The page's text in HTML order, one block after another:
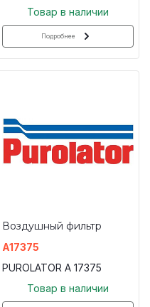
Товар в наличии
Подробнее
Воздушный фильтр
A17375
PUROLATOR A 17375
Товар в наличии